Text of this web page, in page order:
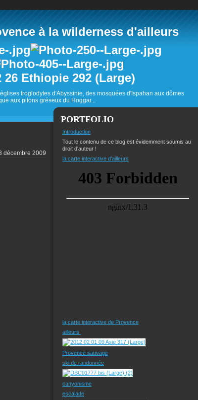
à la wilderness d'ailleurs
troglodytes d'Abyssinie, des mosquées d'Ispahan aux dômes
aux pitons gréseux du Hoggar...
décembre 2009
PORTFOLIO
Introduction
Tout le contenu de ce blog est évidemment soumis au
droit d'auteur !
la carte interactive d'ailleurs
la carte interactive de Provence
ailleurs
Provence sauvage
ski de randonnée
canyonisme
escalade